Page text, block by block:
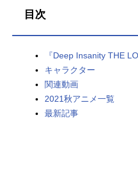
男性声優/女性声優一覧
目次
『Deep Insanity THE
キャラクター
関連動画
2021秋アニメ一覧
最新記事